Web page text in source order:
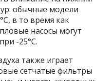
обычные модели
в то время как
насосы могут
-25°C.
также играет
сетчатые фильтры